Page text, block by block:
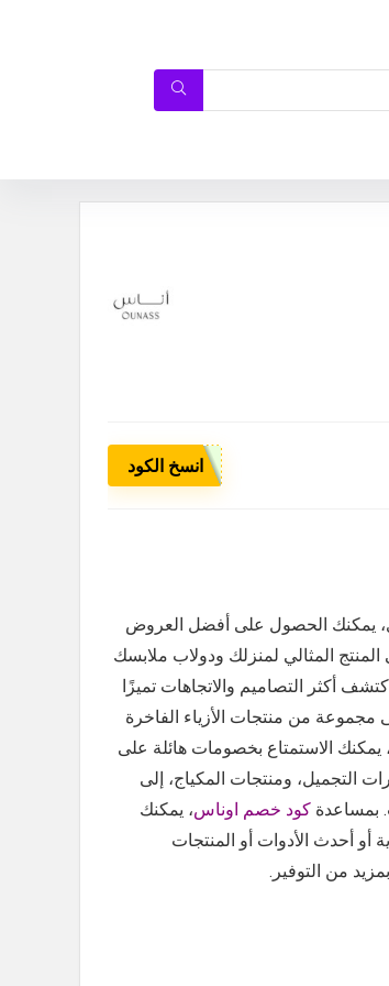
انسخ الكود
يمكنك الحصول على أفضل العروض
المثالي لمنزلك ودولاب ملابسك
أكثر التصاميم والاتجاهات تميزًا
مجموعة من منتجات الأزياء الفاخرة
الاستمتاع بخصومات هائلة على
التجميل، ومنتجات المكياج، إلى
بمساعدة كود خصم اوناس، يمكنك
أحدث الأدوات أو المنتجات
من التوفير.